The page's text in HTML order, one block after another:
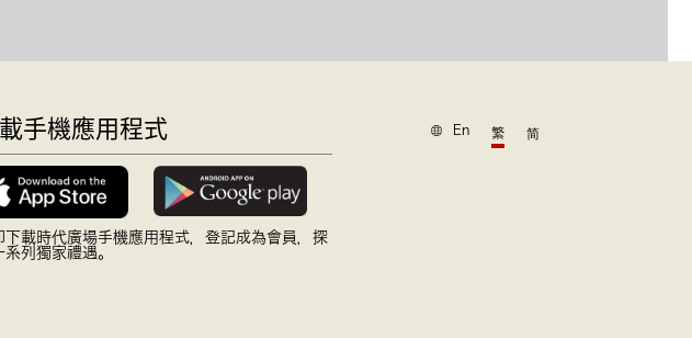
載手機應用程式
下載時代廣場手機應用程式，登記成為會員，探
系列獨家禮遇。
En 繁 简